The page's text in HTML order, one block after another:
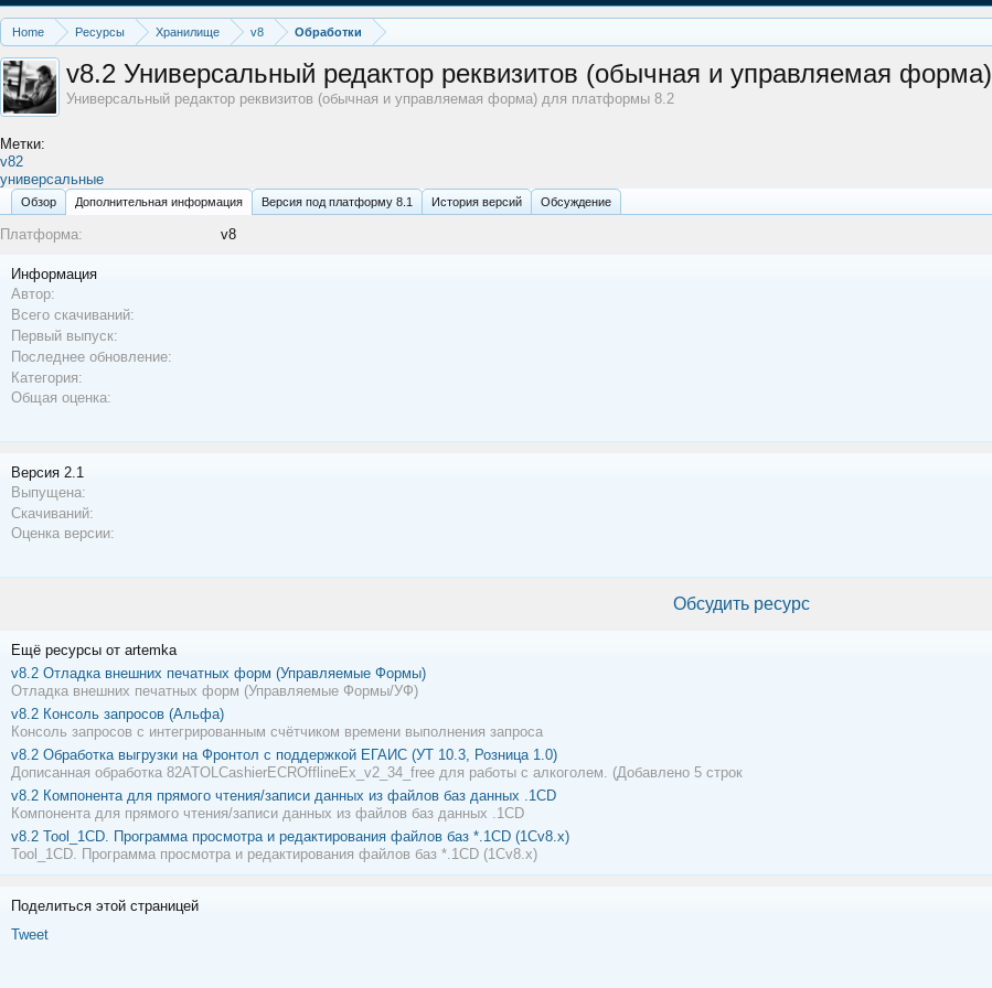
Home
Ресурсы Хранилище v8 Обработки
v8.2 Универсальный редактор реквизитов (обычная и управляемая форма)
Универсальный редактор реквизитов (обычная и управляемая форма) для платформы 8.2
Метки:
v82
универсальные
Обзoр Дополнительная информация Версия под платформу 8.1 История версий Обсуждение
Платформа: v8
Информация
Автор:
Всего скачиваний:
Первый выпуск:
Последнее обновление:
Категория:
Общая оценка:
Версия 2.1
Выпущена:
Скачиваний:
Оценка версии:
Обсудить ресурс
Ещё ресурсы от artemka
v8.2 Отладка внешних печатных форм (Управляемые Формы)
Отладка внешних печатных форм (Управляемые Формы/УФ)
v8.2 Консоль запросов (Альфа)
Консоль запросов с интегрированным счётчиком времени выполнения запроса
v8.2 Обработка выгрузки на Фронтол с поддержкой ЕГАИС (УТ 10.3, Розница 1.0)
Дописанная обработка 82ATOLCashierECROfflineEx_v2_34_free для работы с алкоголем. (Добавлено 5 строк
v8.2 Компонента для прямого чтения/записи данных из файлов баз данных .1CD
Компонента для прямого чтения/записи данных из файлов баз данных .1CD
v8.2 Tool_1CD. Программа просмотра и редактирования файлов баз *.1CD (1Сv8.x)
Tool_1CD. Программа просмотра и редактирования файлов баз *.1CD (1Сv8.x)
Поделиться этой страницей
Tweet